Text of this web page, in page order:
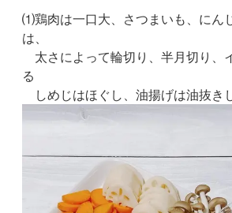
⑴鶏肉は一口大、さつまいも、にん
は、
太さによって輪切り、半月切り、
る
しめじはほぐし、油揚げは油抜き